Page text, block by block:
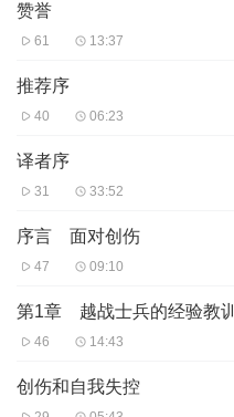
赞誉
61 13:37
推荐序
40 06:23
译者序
31 33:52
序言 面对创伤
47 09:10
第1章 越战士兵的经验教训
46 14:43
创伤和自我失控